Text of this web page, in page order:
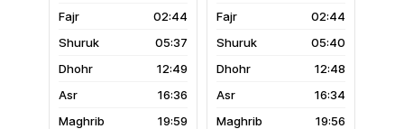
02:44
05:37
12:49
16:36
19:59
02:44
05:40
12:48
16:34
19:56